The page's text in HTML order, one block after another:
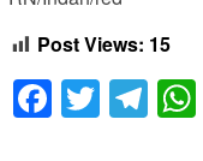
Post Views: 15